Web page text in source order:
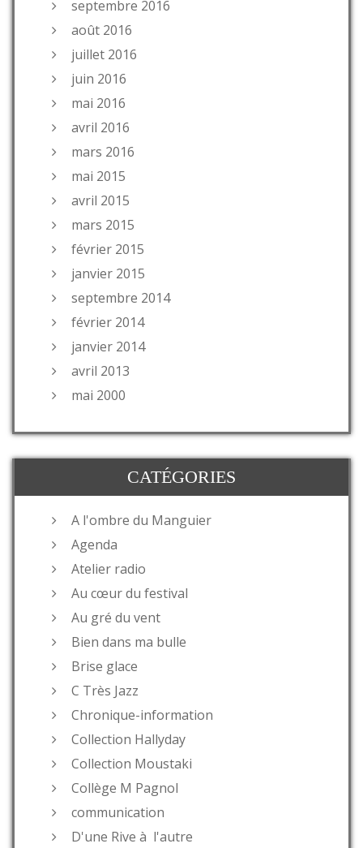
septembre 2016
août 2016
juillet 2016
juin 2016
mai 2016
avril 2016
mars 2016
mai 2015
avril 2015
mars 2015
février 2015
janvier 2015
septembre 2014
février 2014
janvier 2014
avril 2013
mai 2000
CATÉGORIES
A l'ombre du Manguier
Agenda
Atelier radio
Au cœur du festival
Au gré du vent
Bien dans ma bulle
Brise glace
C Très Jazz
Chronique-information
Collection Hallyday
Collection Moustaki
Collège M Pagnol
communication
D'une Rive à l'autre